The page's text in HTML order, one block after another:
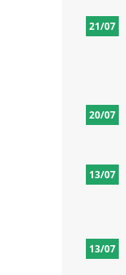
21/07
20/07
13/07
13/07